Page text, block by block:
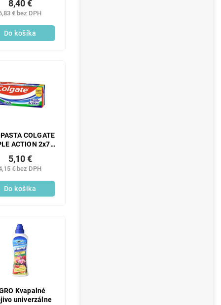
€ bez DPH
8,40 €
Do košíka
COLGATE
ACTION 2x75
€ bez DPH
5,10 €
Do košíka
Kvapalné
univerzálne